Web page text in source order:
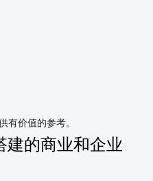
有价值的参考。
的商业和企业